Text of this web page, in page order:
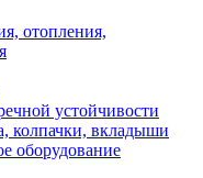
отопления,
устойчивости
колпачки, вкладыши
оборудование